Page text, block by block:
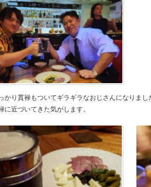
かり貫禄もついてギラギラなおじさんになりまし
に近づいてきた気がします。